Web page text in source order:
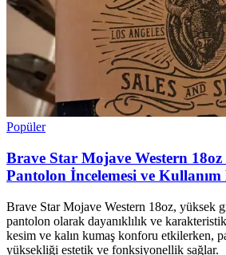
Popüler
Brave Star Mojave Western
Pantolon İncelemesi ve Kullanım
Brave Star Mojave Western 18oz, yüksek
pantolon olarak dayanıklılık ve
kesim ve kalın kumaş konforu etkilerken,
yüksekliği estetik ve fonksiyonellik sağlar.